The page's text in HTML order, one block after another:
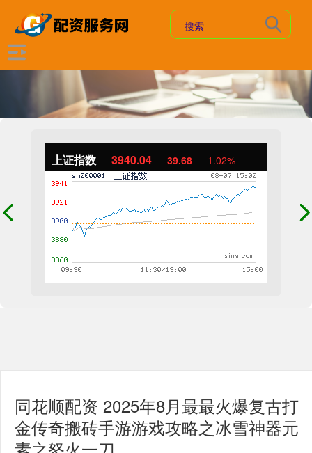
上证指数 3940.04 39.68 1.02%
同花顺配资 2025年8月最最火爆复古打
金传奇搬砖手游游戏攻略之冰雪神器元